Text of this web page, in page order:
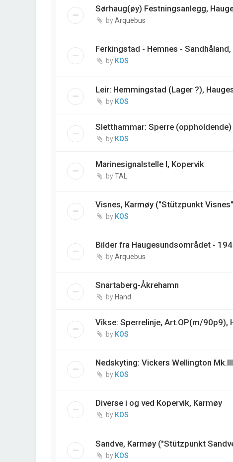
Sørhaug(øy) Festningsanlegg,
byArquebus
Ferkingstad - Hemnes -
by KOS
Leir: Hemmingstad (Lager ?),
by KOS
Sletthammar: Sperre
by KOS
Marinesignalstelle I, Kopervik
byTAL
Visnes, Karmøy ("Stützpunkt
by KOS
Bilder fra Haugesundsområdet -
byArquebus
Snartaberg-Åkrehamn
by Hand
Vikse: Sperrelinje, Art.OP(m/90p9),
by KOS
Nedskyting: Vickers Wellington
by KOS
Diverse i og ved Kopervik, Karmøy
by KOS
Sandve, Karmøy ("Stützpunkt
by KOS